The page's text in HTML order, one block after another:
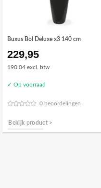
Buxus Bol Deluxe x3 140 cm
229,95
190.04 excl. btw
✓ Op voorraad
0 beoordelingen
Bekijk product >